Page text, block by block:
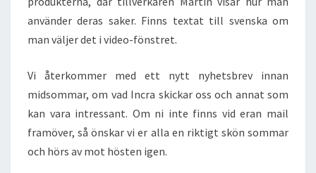
använder deras saker. Finns textat till svenska om
man väljer det i video-fönstret.
Vi återkommer med ett nytt nyhetsbrev innan
midsommar, om vad Incra skickar oss och annat som
kan vara intressant. Om ni inte finns vid eran mail
framöver, så önskar vi er alla en riktigt skön sommar
och hörs av mot hösten igen.